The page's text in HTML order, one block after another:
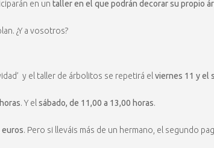
en un taller en el que podrán decorar su propio
¿Y a vosotros?
y el taller de árbolitos se repetirá el viernes 11 y el
. Y el sábado, de 11,00 a 13,00 horas.
euros. Pero si lleváis más de un hermano, el segundo